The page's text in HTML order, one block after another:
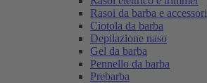
Rasoi da barba e accessori
Ciotola da barba
Depilazione naso
Gel da barba
Pennello da barba
Prebarba